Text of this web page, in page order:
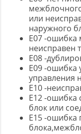
или
наружного
E07 -ошибка
неисправен
E08 -
E09 -ошибка
управления
E10 -
E12 -ошибка
блок или
E15 -ошибка